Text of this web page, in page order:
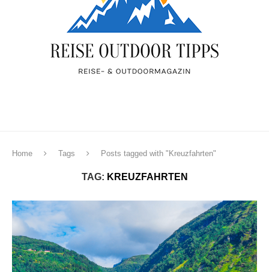
Home Tags Posts tagged with "Kreuzfahrten"
TAG: KREUZFAHRTEN